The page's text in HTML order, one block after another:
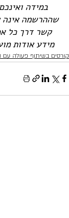
במידה
שההרשמה אינה
קשר דרך כל
מידע אודות
קורסים בשיתוף פעולה עם